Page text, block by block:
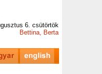
6. csütörtök
Bettina, Berta